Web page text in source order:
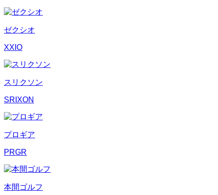
ゼクシオ
XXIO
スリクソン
SRIXON
プロギア
PRGR
本間ゴルフ